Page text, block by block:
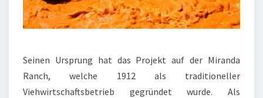
Seinen Ursprung hat das Projekt auf der Miranda
Ranch, welche 1912 als traditioneller
Viehwirtschaftsbetrieb gegründet wurde. Als